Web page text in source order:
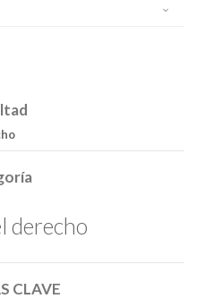
derecho
CLAVE